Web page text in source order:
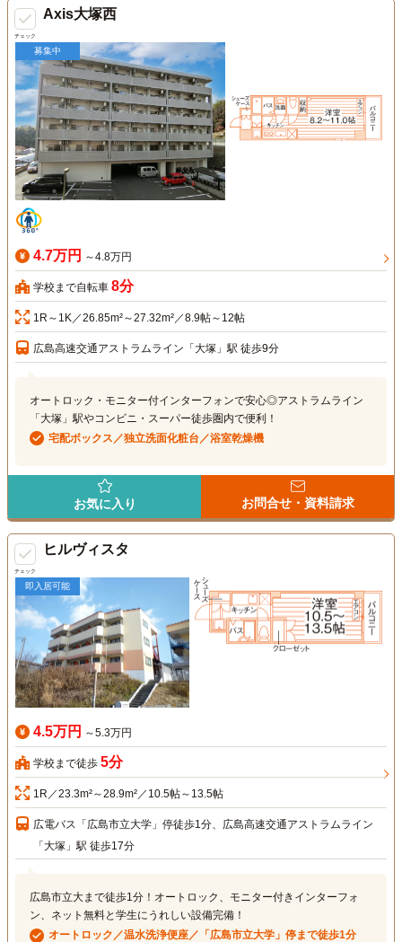
チェック
Axis大塚西
募集中
4.7万円 ～4.8万円
学校まで自転車 8分
1R～1K／26.85m²～27.32m²／8.9帖～12帖
広島高速交通アストラムライン「大塚」駅 徒歩9分
オートロック・モニター付インターフォンで安心◎アストラムライン
「大塚」駅やコンビニ・スーパー徒歩圏内で便利！
宅配ボックス／独立洗面化粧台／浴室乾燥機
お気に入り お問合せ・資料請求
チェック
ヒルヴィスタ
即入居可能
4.5万円 ～5.3万円
学校まで徒歩 5分
1R／23.3m²～28.9m²／10.5帖～13.5帖
広電バス「広島市立大学」停徒歩1分、広島高速交通アストラムライン
「大塚」駅 徒歩17分
広島市立大まで徒歩1分！オートロック、モニター付きインターフォ
ン、ネット無料と学生にうれしい設備完備！
オートロック／温水洗浄便座／「広島市立大学」停まで徒歩1分